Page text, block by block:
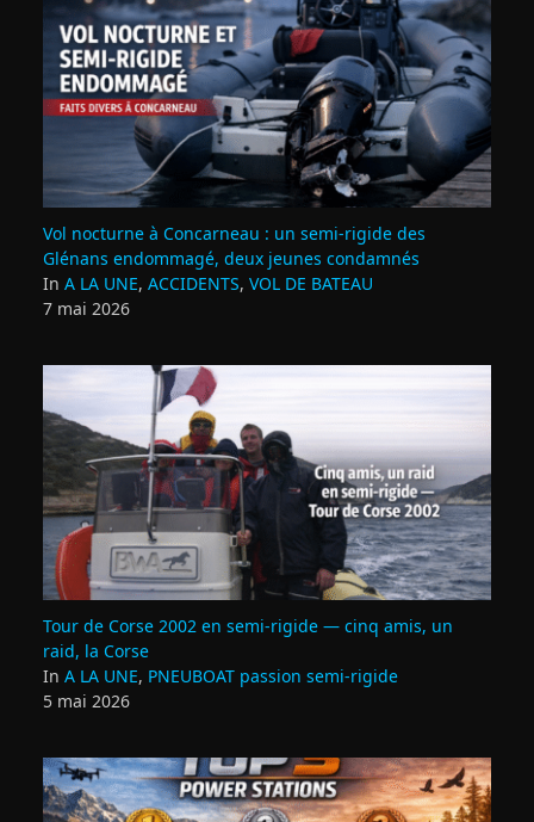
Vol nocturne à Concarneau : un semi‑rigide des
Glénans endommagé, deux jeunes condamnés
In A LA UNE, ACCIDENTS, VOL DE BATEAU
7 mai 2026
Tour de Corse 2002 en semi‑rigide — cinq amis, un
raid, la Corse
In A LA UNE, PNEUBOAT passion semi-rigide
5 mai 2026